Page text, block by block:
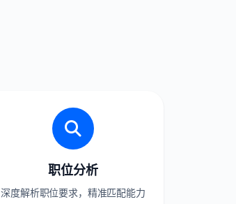
职位分析
深度解析职位要求，精准匹配能力